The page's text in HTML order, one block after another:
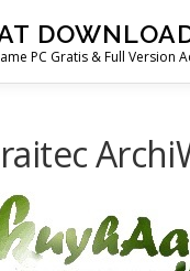
PC Gratis & Full Version